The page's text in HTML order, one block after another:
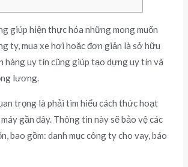
giúp hiện thực hóa những mong muốn
ty, mua xe hơi hoặc đơn giản là sở hữu
hàng uy tín cũng giúp tạo dựng uy tín và
lương.
trọng là phải tìm hiểu cách thức hoạt
gần đây. Thông tin này sẽ bảo vệ các
bao gồm: danh mục công ty cho vay, báo